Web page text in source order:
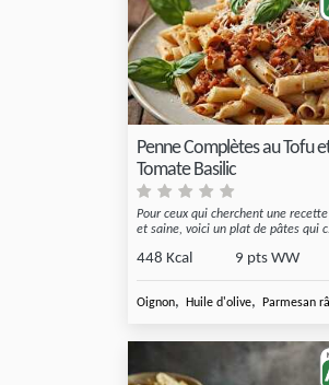
Penne Complètes au Tofu
Tomate Basilic
Pour ceux qui cherchent une
et saine, voici un plat de pâtes qui
448 Kcal 9 pts WW
Oignon, Huile d'olive, Parmesan